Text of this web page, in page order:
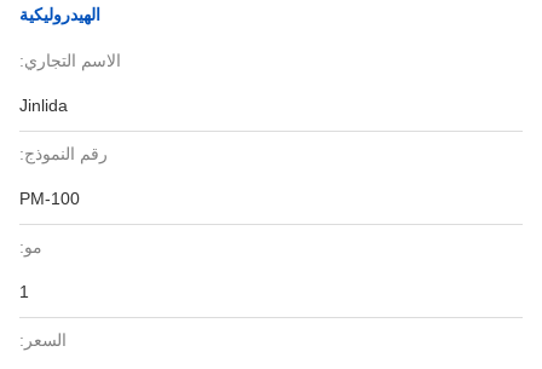
الهيدروليكية
الاسم التجاري:
Jinlida
رقم النموذج:
PM-100
مو:
السعر: